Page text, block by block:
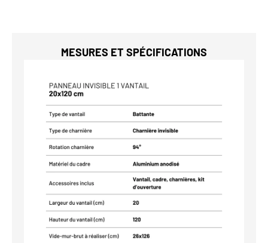
MESURES ET SPÉCIFICATIONS